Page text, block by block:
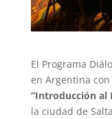
El Programa
en Argentina
“Introducción al
la ciudad de